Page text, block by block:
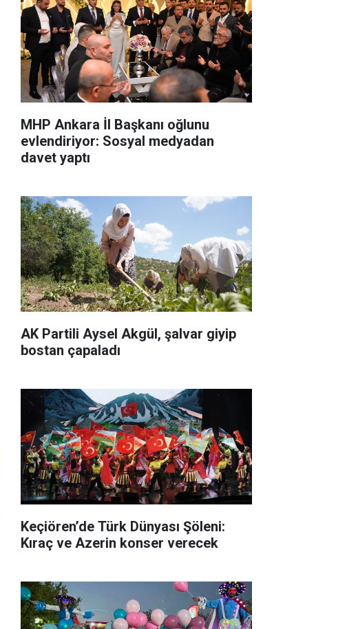
MHP Ankara İl Başkanı oğlunu
evlendiriyor: Sosyal medyadan
davet yaptı
AK Partili Aysel Akgül, şalvar giyip
bostan çapaladı
Keçiören’de Türk Dünyası Şöleni:
Kıraç ve Azerin konser verecek